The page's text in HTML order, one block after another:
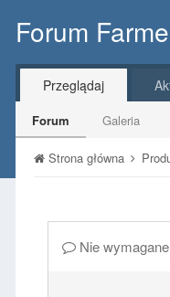
Forum
Przeglądaj
Forum Galeria
Strona główna
Nie